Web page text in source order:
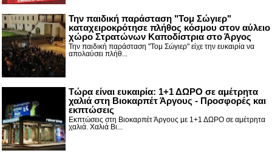
Την παιδική παράσταση "Τομ Σώγιερ"
καταχειροκρότησε πλήθος κόσμου στον αύλειο
χώρο Στρατώνων Καποδίστρια στο Άργος
Την παιδική παράσταση "Τομ Σώγιερ" είχε την ευκαιρία να
απολαύσει πλήθ...
Τώρα είναι ευκαιρία: 1+1 ΔΩΡΟ σε αμέτρητα
χαλιά στη Βιοκαρπέτ Άργους - Προσφορές και
εκπτώσεις
Εκπτώσεις στη Βιοκαρπέτ Άργους με 1+1 ΔΩΡΟ σε αμέτρητα
χαλιά. Χαλιά Βι...